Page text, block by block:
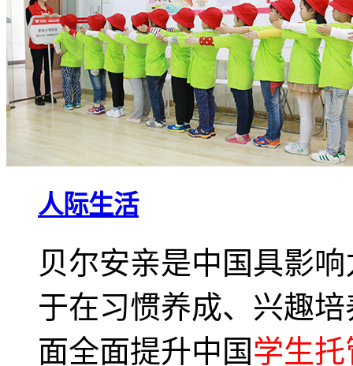
人际生活
贝尔安亲是中国具影
于在习惯养成、兴趣
面全面提升中国学生托